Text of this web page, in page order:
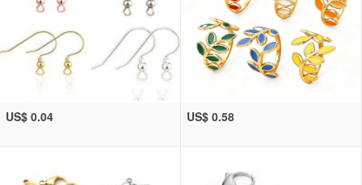
US$ 0.04 US$ 0.58